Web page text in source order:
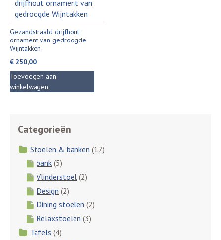
Gezandstraald drijfhout
ornament van gedroogde
Wijntakken
€ 250,00
Toevoegen aan
winkelwagen
Categorieën
Stoelen & banken (17)
bank (5)
Vlinderstoel (2)
Design (2)
Dining stoelen (2)
Relaxstoelen (3)
Tafels (4)